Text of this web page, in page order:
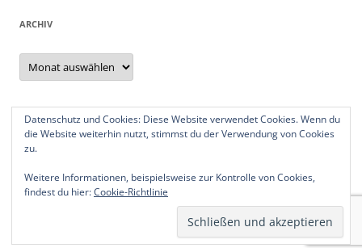
ARCHIV
Archiv
Datenschutzerklärung
Impressum
Datenschutz und Cookies: Diese Website verwendet Cookies. Wenn du
die Website weiterhin nutzt, stimmst du der Verwendung von Cookies
zu.
Weitere Informationen, beispielsweise zur Kontrolle von Cookies,
findest du hier:Cookie-Richtlinie